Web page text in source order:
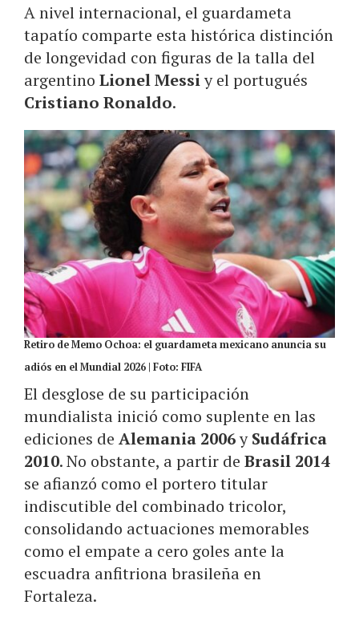
A nivel internacional, el guardameta
tapatío comparte esta histórica distinción
de longevidad con figuras de la talla del
argentino Lionel Messiy el portugués
Cristiano Ronaldo.
Retiro de Memo Ochoa: el guardameta mexicano anuncia su
adiós en el Mundial 2026 | Foto: FIFA
El desglose de su participación
mundialista inició como suplente en las
ediciones de Alemania 2006ySudáfrica
2010. No obstante, a partir de Brasil 2014
se afianzó como el portero titular
indiscutible del combinado tricolor,
consolidando actuaciones memorables
como el empate a cero goles ante la
escuadra anfitriona brasileña en
Fortaleza.